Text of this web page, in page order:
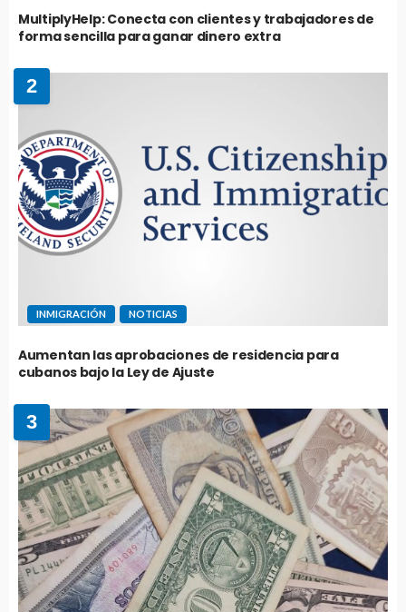
MultiplyHelp: Conecta con clientes y trabajadores de
forma sencilla para ganar dinero extra
2
INMIGRACIÓN NOTICIAS
Aumentan las aprobaciones de residencia para
cubanos bajo la Ley de Ajuste
3